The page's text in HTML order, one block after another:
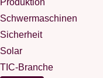
Produktion
Schwermaschinen
Sicherheit
Solar
TIC-Branche